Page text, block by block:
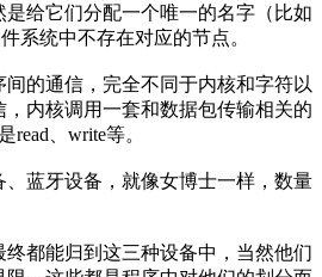
给它们分配一个唯一的名字（比如
系统中不存在对应的节点。
的通信，完全不同于内核和字符以
，内核调用一套和数据包传输相关的
read、write等。
、蓝牙设备，就像女博士一样，数量
都能归到这三种设备中，当然他们